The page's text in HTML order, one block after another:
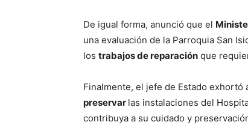
De igual forma, anunció que el
una evaluación de la Parroquia San
los trabajos de reparación que
Finalmente, el jefe de Estado exhortó
preservar las instalaciones del
contribuya a su cuidado y